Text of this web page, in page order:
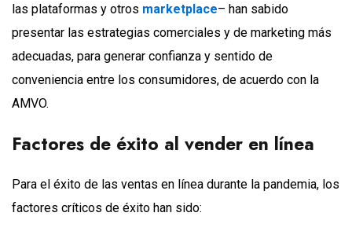
las plataformas y otros marketplace– han sabido
presentar las estrategias comerciales y de marketing más
adecuadas, para generar confianza y sentido de
conveniencia entre los consumidores, de acuerdo con la
AMVO.
Factores de éxito al vender en línea
Para el éxito de las ventas en línea durante la pandemia, los
factores críticos de éxito han sido: